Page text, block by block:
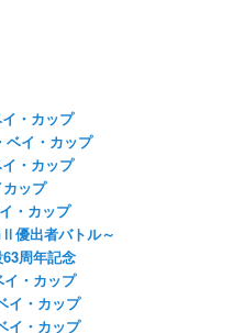
・カップ
ベイ・カップ
・カップ
ップ
・カップ
優出者バトル～
周年記念
・カップ
イ・カップ
イ・カップ